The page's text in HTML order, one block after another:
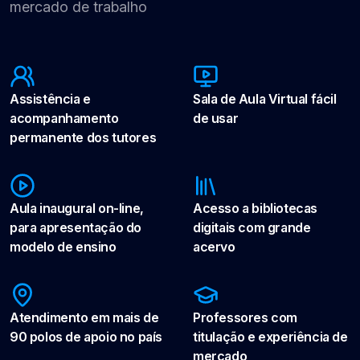
mercado de trabalho
Assistência e
acompanhamento
permanente dos tutores
Sala de Aula Virtual fácil
de usar
Aula inaugural on-line,
para apresentação do
modelo de ensino
Acesso a bibliotecas
digitais com grande
acervo
Atendimento em mais de
90 polos de apoio no país
Professores com
titulação e experiência de
mercado